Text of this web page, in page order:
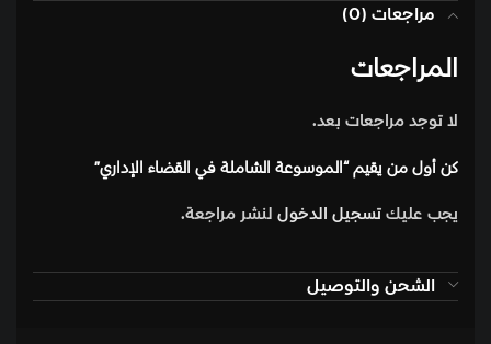
مراجعات (0)
المراجعات
لا توجد مراجعات بعد.
كن أول من يقيم “الموسوعة الشاملة في القضاء الإداري”
يجب عليك تسجيل الدخول لنشر مراجعة.
الشحن والتوصيل